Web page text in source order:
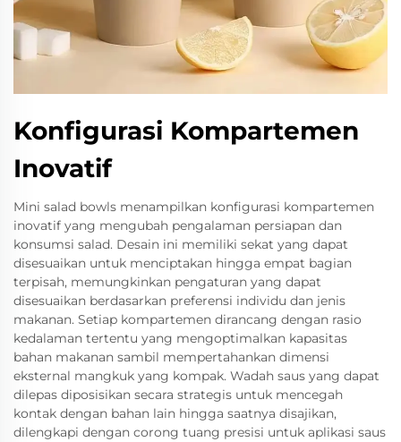
Konfigurasi Kompartemen
Inovatif
Mini salad bowls menampilkan konfigurasi kompartemen
inovatif yang mengubah pengalaman persiapan dan
konsumsi salad. Desain ini memiliki sekat yang dapat
disesuaikan untuk menciptakan hingga empat bagian
terpisah, memungkinkan pengaturan yang dapat
disesuaikan berdasarkan preferensi individu dan jenis
makanan. Setiap kompartemen dirancang dengan rasio
kedalaman tertentu yang mengoptimalkan kapasitas
bahan makanan sambil mempertahankan dimensi
eksternal mangkuk yang kompak. Wadah saus yang dapat
dilepas diposisikan secara strategis untuk mencegah
kontak dengan bahan lain hingga saatnya disajikan,
dilengkapi dengan corong tuang presisi untuk aplikasi saus